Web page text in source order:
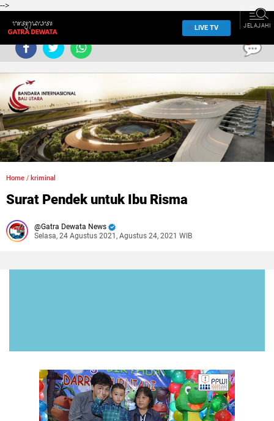
-->
LIVE TV JELAJAHI
Home / kriminal
Surat Pendek untuk Ibu Risma
Gatra Dewata News
Selasa, 24 Agustus 2021, Agustus 24, 2021 WIB